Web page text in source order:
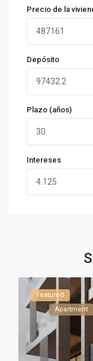
Precio de la
Depósito
Plazo (años)
Intereses
Featured
Apartment